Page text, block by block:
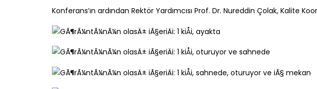
Konferans’ın ardından Rektör Yardımcısı Prof. Dr. Nureddin Çolak, Kalite